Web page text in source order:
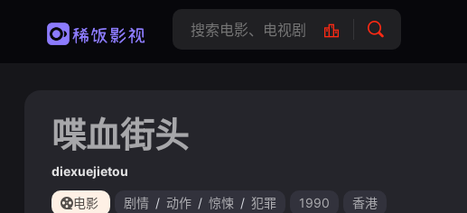
喋血街头
diexuejietou
电影 剧情 / 动作 / 惊悚 / 犯罪 1990 香港